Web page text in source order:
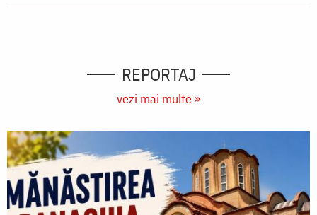
REPORTAJ
vezi mai multe »